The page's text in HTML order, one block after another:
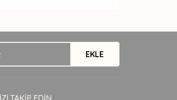
EKLE
TAKİP EDİN